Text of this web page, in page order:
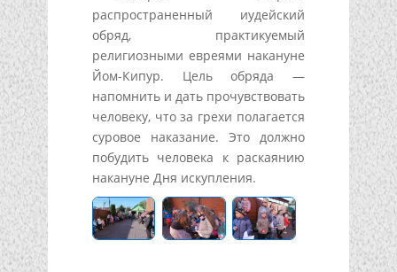
распространенный иудейский
обряд, практикуемый
религиозными евреями накануне
Йом-Кипур. Цель обряда —
напомнить и дать прочувствовать
человеку, что за грехи полагается
суровое наказание. Это должно
побудить человека к раскаянию
накануне Дня искупления.